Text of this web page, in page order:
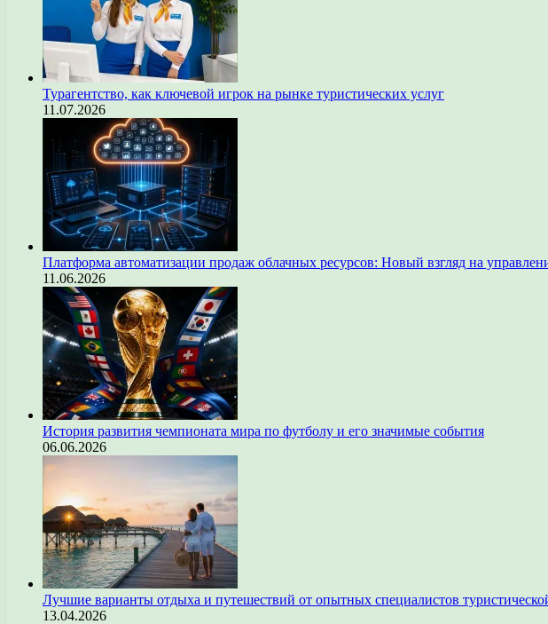
Турагентство, как ключевой игрок на рынке туристических услуг
11.07.2026
Платформа автоматизации продаж облачных ресурсов: Новый взгляд на
11.06.2026
История развития чемпионата мира по футболу и его значимые события
06.06.2026
Лучшие варианты отдыха и путешествий от опытных специалистов
13.04.2026